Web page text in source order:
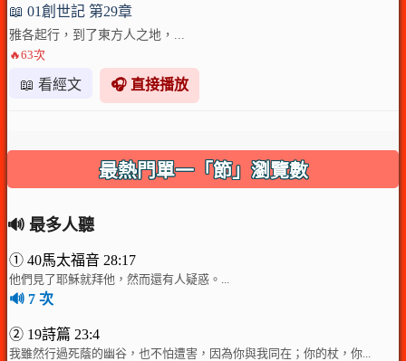
📖 01創世記 第29章
雅各起行，到了東方人之地，...
🔥63次
📖 看經文 🎧 直接播放
最熱門單一「節」瀏覽數
🔊 最多人聽
① 40馬太福音 28:17
他們見了耶穌就拜他，然而還有人疑惑。...
🔊 7 次
② 19詩篇 23:4
我雖然行過死蔭的幽谷，也不怕遭害，因為你與我同在；你的杖，你...